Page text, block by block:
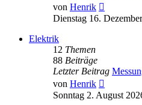
von Henrik
Beitrag
Dienstag 16.
Elektrik
12 Themen
88 Beiträge
Letzter Beitrag
von Henrik
Beitrag
Sonntag 2. August